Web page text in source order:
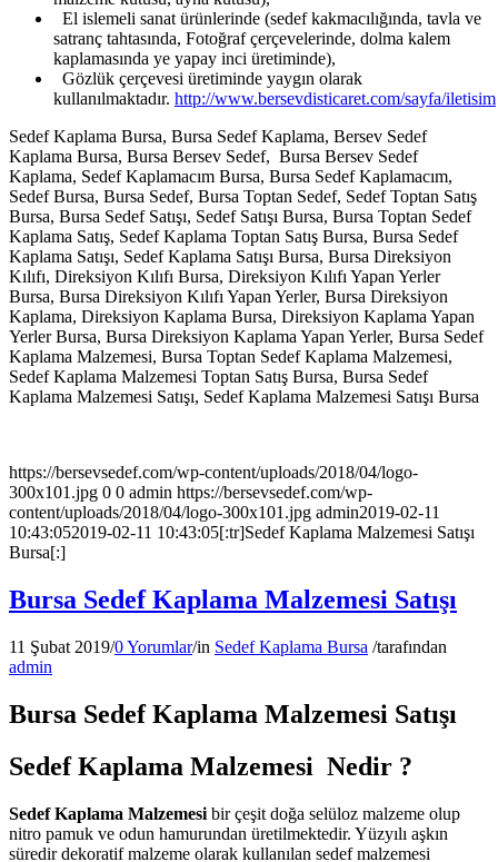
El islemeli sanat ürünlerinde (sedef kakmacılığında, tavla ve
satranç tahtasında, Fotoğraf çerçevelerinde, dolma kalem
kaplamasında ye yapay inci üretiminde),
Gözlük çerçevesi üretiminde yaygın olarak
kullanılmaktadır. http://www.bersevdisticaret.com/sayfa/iletisim
Sedef Kaplama Bursa, Bursa Sedef Kaplama, Bersev Sedef
Kaplama Bursa, Bursa Bersev Sedef, Bursa Bersev Sedef
Kaplama, Sedef Kaplamacım Bursa, Bursa Sedef Kaplamacım,
Sedef Bursa, Bursa Sedef, Bursa Toptan Sedef, Sedef Toptan Satış
Bursa, Bursa Sedef Satışı, Sedef Satışı Bursa, Bursa Toptan Sedef
Kaplama Satış, Sedef Kaplama Toptan Satış Bursa, Bursa Sedef
Kaplama Satışı, Sedef Kaplama Satışı Bursa, Bursa Direksiyon
Kılıfı, Direksiyon Kılıfı Bursa, Direksiyon Kılıfı Yapan Yerler
Bursa, Bursa Direksiyon Kılıfı Yapan Yerler, Bursa Direksiyon
Kaplama, Direksiyon Kaplama Bursa, Direksiyon Kaplama Yapan
Yerler Bursa, Bursa Direksiyon Kaplama Yapan Yerler, Bursa Sedef
Kaplama Malzemesi, Bursa Toptan Sedef Kaplama Malzemesi,
Sedef Kaplama Malzemesi Toptan Satış Bursa, Bursa Sedef
Kaplama Malzemesi Satışı, Sedef Kaplama Malzemesi Satışı Bursa
https://bersevsedef.com/wp-content/uploads/2018/04/logo-
300x101.jpg 0 0 admin https://bersevsedef.com/wp-
content/uploads/2018/04/logo-300x101.jpg admin2019-02-11
10:43:052019-02-11 10:43:05[:tr]Sedef Kaplama Malzemesi Satışı
Bursa[:]
Bursa Sedef Kaplama Malzemesi Satışı
11 Şubat 2019/0 Yorumlar/in Sedef Kaplama Bursa /tarafından
admin
Bursa Sedef Kaplama Malzemesi Satışı
Sedef Kaplama Malzemesi Nedir ?
Sedef Kaplama Malzemesi bir çeşit doğa selüloz malzeme olup
nitro pamuk ve odun hamurundan üretilmektedir. Yüzyılı aşkın
süredir dekoratif malzeme olarak kullanılan sedef malzemesi